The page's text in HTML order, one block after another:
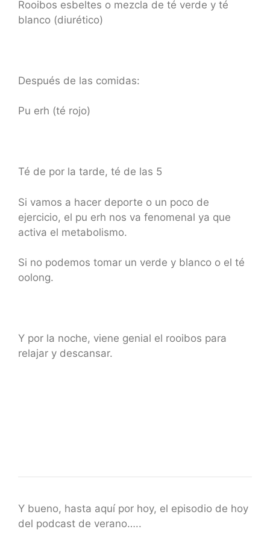
Rooibos esbeltes o mezcla de té verde y té
blanco (diurético)
Después de las comidas:
Pu erh (té rojo)
Té de por la tarde, té de las 5
Si vamos a hacer deporte o un poco de
ejercicio, el pu erh nos va fenomenal ya que
activa el metabolismo.
Si no podemos tomar un verde y blanco o el té
oolong.
Y por la noche, viene genial el rooibos para
relajar y descansar.
Y bueno, hasta aquí por hoy, el episodio de hoy
del podcast de verano…..